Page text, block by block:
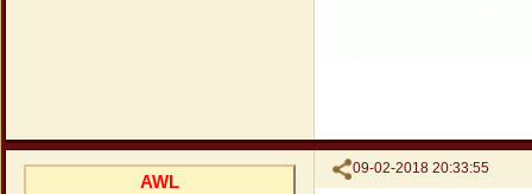
Поделиться
09-02-2018 20:33:55
AWL